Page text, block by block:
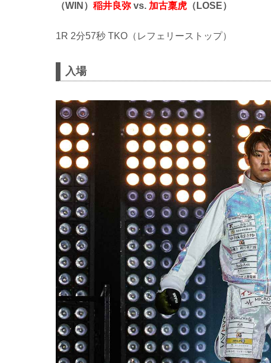
（WIN） 稲井良弥 vs. 加古稟虎 （LOSE）
1R 2分57秒 TKO（レフェリーストップ）
入場